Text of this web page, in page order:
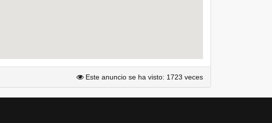
Este anuncio se ha visto: 1723 veces